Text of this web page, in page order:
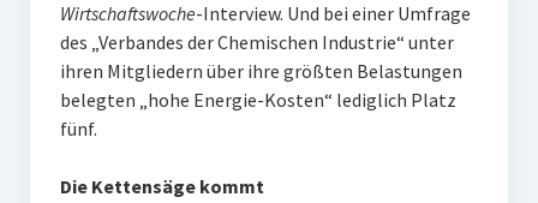
Wirtschaftswoche-Interview. Und bei einer Umfrage
des „Verbandes der Chemischen Industrie“ unter
ihren Mitgliedern über ihre größten Belastungen
belegten „hohe Energie-Kosten“ lediglich Platz
fünf.
Die Kettensäge kommt